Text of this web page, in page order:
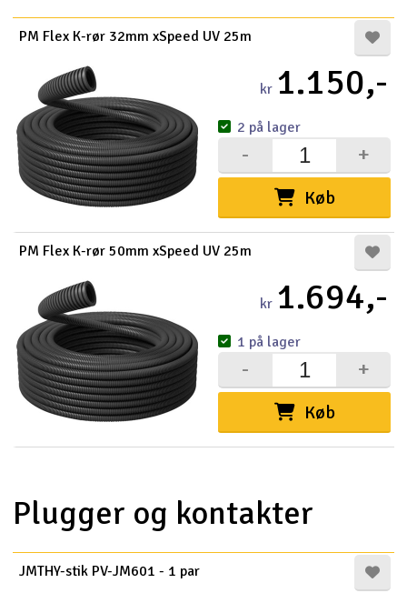
PM Flex K-rør 32mm xSpeed UV 25m
kr 1.150,-
Køb
+
-
2 på lager
PM Flex K-rør 50mm xSpeed UV 25m
kr 1.694,-
Køb
+
-
1 på lager
Plugger og kontakter
JMTHY-stik PV-JM601 - 1 par